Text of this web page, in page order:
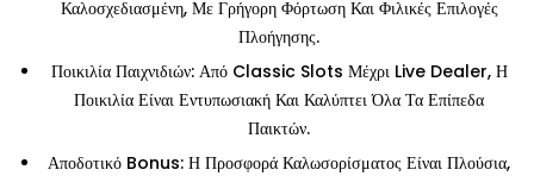
Καλοσχεδιασμένη, Με Γρήγορη Φόρτωση Και Φιλικές Επιλογές
Πλοήγησης.
Ποικιλία Παιχνιδιών: Από Classic Slots Μέχρι Live Dealer, Η
Ποικιλία Είναι Εντυπωσιακή Και Καλύπτει Όλα Τα Επίπεδα
Παικτών.
Αποδοτικό Bonus: Η Προσφορά Καλωσορίσματος Είναι Πλούσια,